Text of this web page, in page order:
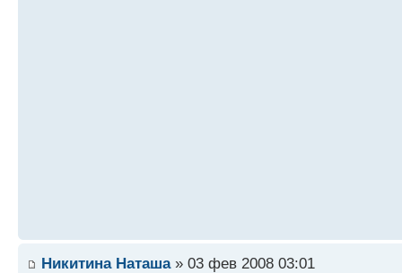
Никитина Наташа» 03 фев 2008 03:01